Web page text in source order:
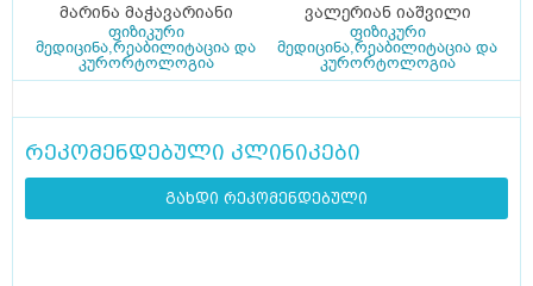
მარინა მაჭავარიანი
ფიზიკური
მედიცინა,რეაბილიტაცია და
კურორტოლოგია
ვალერიან იაშვილი
ფიზიკური
მედიცინა,რეაბილიტაცია და
კურორტოლოგია
რეკომენდებული კლინიკები
გახდი რეკომენდებული